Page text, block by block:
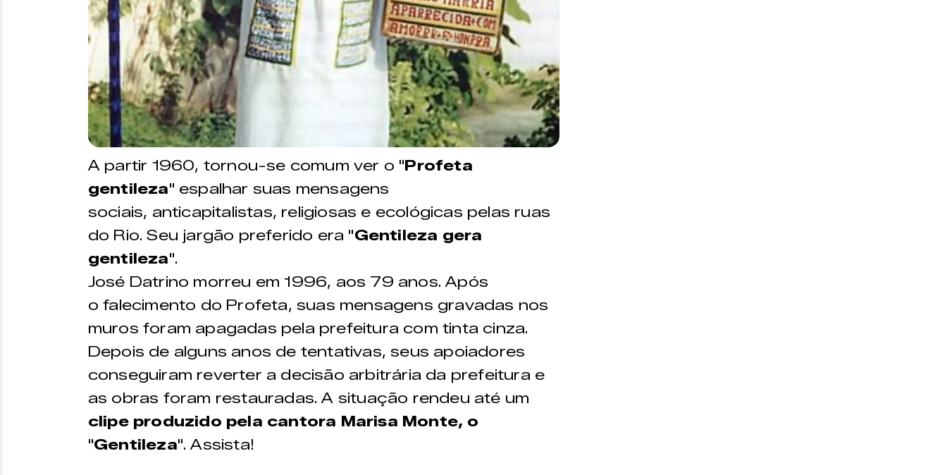
A partir 1960, tornou-se comum ver o "Profeta
gentileza" espalhar suas mensagens
sociais, anticapitalistas, religiosas e ecológicas pelas ruas
do Rio. Seu jargão preferido era "Gentileza gera
gentileza".
José Datrino morreu em 1996, aos 79 anos. Após
o falecimento do Profeta, suas mensagens gravadas nos
muros foram apagadas pela prefeitura com tinta cinza.
Depois de alguns anos de tentativas, seus apoiadores
conseguiram reverter a decisão arbitrária da prefeitura e
as obras foram restauradas. A situação rendeu até um
clipe produzido pela cantora Marisa Monte, o
"Gentileza". Assista!